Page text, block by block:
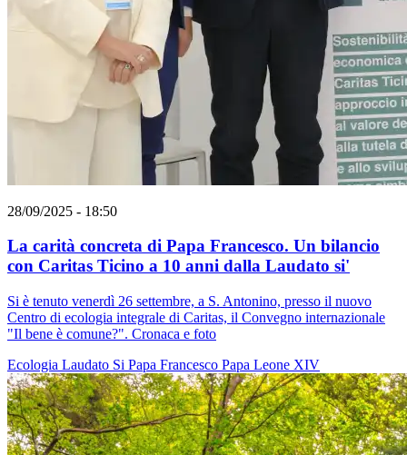
28/09/2025 - 18:50
La carità concreta di Papa Francesco. Un bilancio
con Caritas Ticino a 10 anni dalla Laudato si'
Si è tenuto venerdì 26 settembre, a S. Antonino, presso il nuovo
Centro di ecologia integrale di Caritas, il Convegno internazionale
"Il bene è comune?". Cronaca e foto
Ecologia Laudato Si Papa Francesco Papa Leone XIV